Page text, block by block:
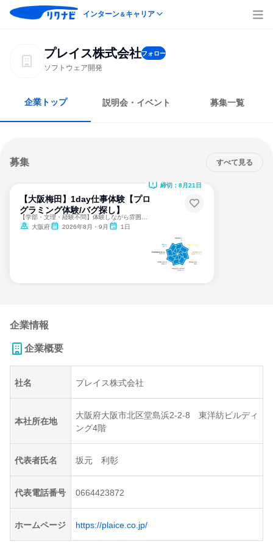
インターン＆キャリア
プレイス株式会社フォロー
ソフトウェア開発
企業トップ 説明会・イベント 募集一覧
募集 すべて見る
【大阪梅田】1day仕事体験【プロ
グラミング体験/バグ探し】
大阪府
2026年8月・9月 1日
締切：8月21日
企業情報
企業概要
社名 プレイス株式会社
本社所在地
大阪府大阪市北区堂島浜2-2-8 東洋紡ビルディ
ング4階
代表者氏名 坂元 利彰
代表電話番号 0664423872
ホームページ https://plaice.co.jp/